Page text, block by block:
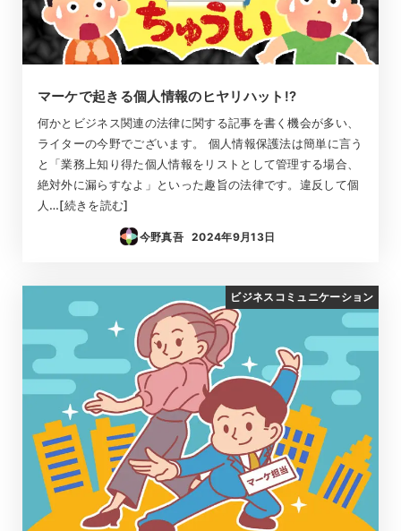
マーケで起きる個人情報のヒヤリハット!?
何かとビジネス関連の法律に関する記事を書く機会が多い、
ライターの今野でございます。 個人情報保護法は簡単に言う
と「業務上知り得た個人情報をリストとして管理する場合、
絶対外に漏らすなよ」といった趣旨の法律です。違反して個
人…[続きを読む]
今野真吾
投稿日
2024年9月13日
ビジネスコミュニケーション